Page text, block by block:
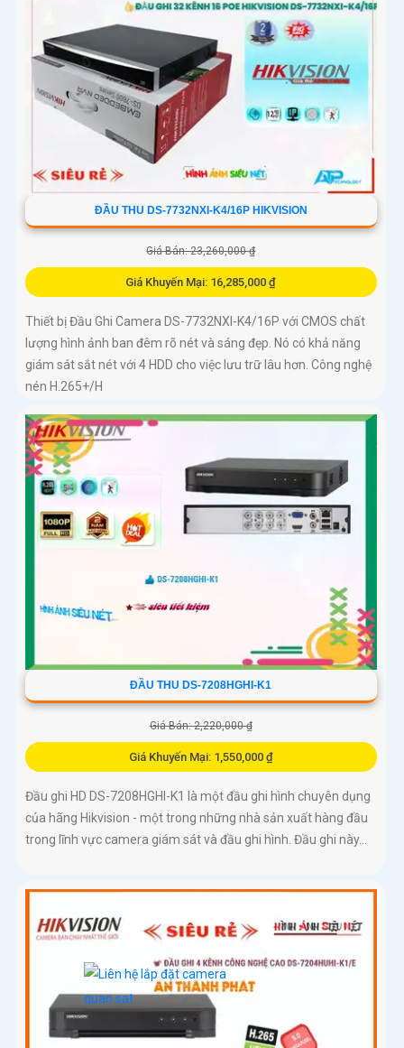
ĐẦU THU DS-7732NXI-K4/16P HIKVISION
Giá Bán: 23,260,000 ₫
Giá Khuyến Mại: 16,285,000 ₫
Thiết bị Đầu Ghi Camera DS-7732NXI-K4/16P với CMOS chất
lượng hình ảnh ban đêm rõ nét và sáng đẹp. Nó có khả năng
giám sát sắt nét với 4 HDD cho việc lưu trữ lâu hơn. Công nghệ
nén H.265+/H
ĐẦU THU DS-7208HGHI-K1
Giá Bán: 2,220,000 ₫
Giá Khuyến Mại: 1,550,000 ₫
Đầu ghi HD DS-7208HGHI-K1 là một đầu ghi hình chuyên dụng
của hãng Hikvision - một trong những nhà sản xuất hàng đầu
trong lĩnh vực camera giám sát và đầu ghi hình. Đầu ghi này...